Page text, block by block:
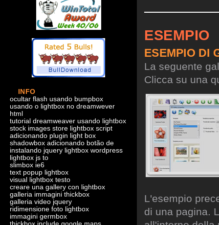
INFO
ocultar flash usando bumpbox
usando o lightbox no dreamwever
html
tutorial dreamweaver usando lightbox
stock images store lightbox script
adicionando plugin light box
shadowbox adicionando botão de
instalando jquery lightbox wordpress
lightbox js to
slimbox ie6
text popup lightbox
visual lightbox testo
creare una gallery con lightbox
galleria immagini thickbox
galleria video jquery
ridimensione foto lightbox
immagini germbox
thickbox include google maps
ESEMPIO
ESEMPIO DI
La seguente
Clicca su una
L'esempio
di una pagina.